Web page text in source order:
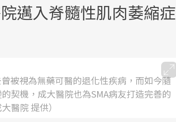
邁入脊髓性肌肉萎縮症
被視為無藥可醫的退化性疾病，而如今隨
契機，成大醫院也為SMA病友打造完善的
醫院 提供）面對超高齡社會的浪潮，台灣正在快速
邁向「健康照護」的新時代。隨著國家
2025年，就到良醫生活祭體驗「一站式
健康新生活」，從講座、體驗到運動，
良醫健康網從「換季的身體變化」出
發，透過醫學觀點與日常感受的對話，